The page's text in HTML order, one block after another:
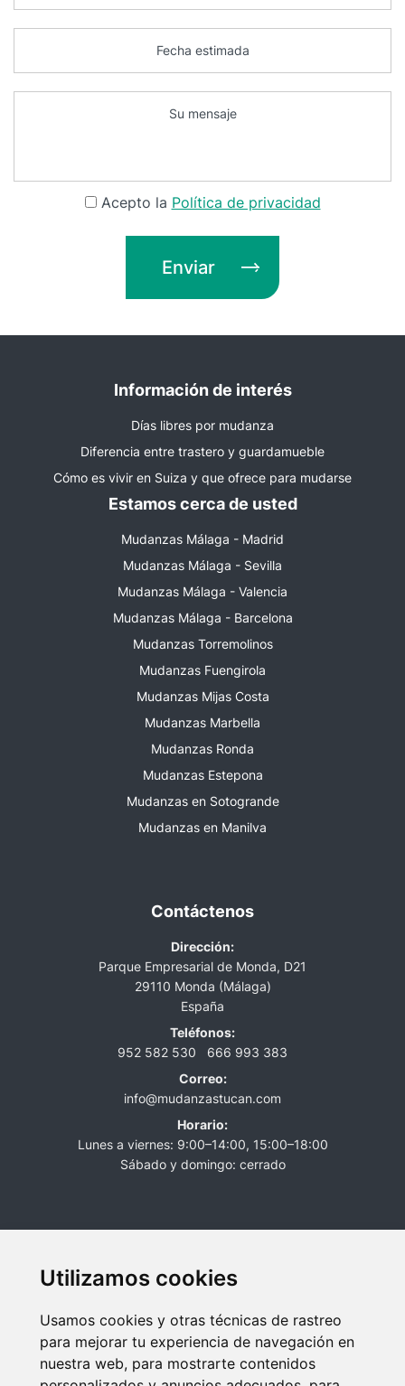
Utilizamos cookies
Usamos cookies y otras técnicas de rastreo
para mejorar tu experiencia de navegación en
nuestra web, para mostrarte contenidos
Acepto la Política de privacidad
Enviar
Información de interés
Días libres por mudanza
Diferencia entre trastero y guardamueble
Cómo es vivir en Suiza y que ofrece para mudarse
Estamos cerca de usted
Mudanzas Málaga - Madrid
Mudanzas Málaga - Sevilla
Mudanzas Málaga - Valencia
Mudanzas Málaga - Barcelona
Mudanzas Torremolinos
Mudanzas Fuengirola
Mudanzas Mijas Costa
Mudanzas Marbella
Mudanzas Ronda
Mudanzas Estepona
Mudanzas en Sotogrande
Mudanzas en Manilva
Contáctenos
Dirección:
Parque Empresarial de Monda, D21
29110 Monda (Málaga)
España
Teléfonos:
952 582 530
666 993 383
Correo:
info@mudanzastucan.com
Horario:
Lunes a viernes: 9:00–14:00, 15:00–18:00
Sábado y domingo: cerrado